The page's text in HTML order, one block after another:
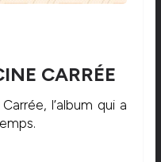
CARRÉE
l’album qui a